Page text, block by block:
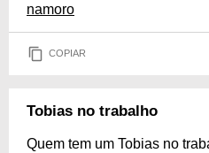
namoro
COPIAR
Tobias no trabalho
Quem tem um Tobias no